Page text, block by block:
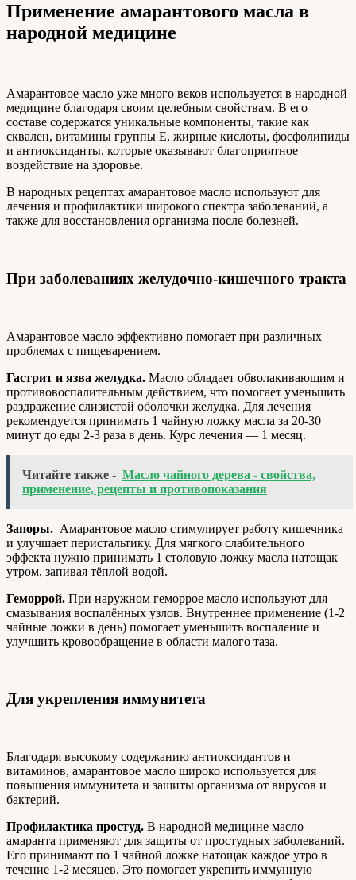
Применение амарантового масла в
народной медицине
Амарантовое масло уже много веков используется в народной
медицине благодаря своим целебным свойствам. В его
составе содержатся уникальные компоненты, такие как
сквален, витамины группы E, жирные кислоты, фосфолипиды
и антиоксиданты, которые оказывают благоприятное
воздействие на здоровье.
В народных рецептах амарантовое масло используют для
лечения и профилактики широкого спектра заболеваний, а
также для восстановления организма после болезней.
При заболеваниях желудочно-кишечного тракта
Амарантовое масло эффективно помогает при различных
проблемах с пищеварением.
Гастрит и язва желудка. Масло обладает обволакивающим и
противовоспалительным действием, что помогает уменьшить
раздражение слизистой оболочки желудка. Для лечения
рекомендуется принимать 1 чайную ложку масла за 20-30
минут до еды 2-3 раза в день. Курс лечения — 1 месяц.
Читайте также - Масло чайного дерева - свойства,
применение, рецепты и противопоказания
Запоры. Амарантовое масло стимулирует работу кишечника
и улучшает перистальтику. Для мягкого слабительного
эффекта нужно принимать 1 столовую ложку масла натощак
утром, запивая тёплой водой.
Геморрой. При наружном геморрое масло используют для
смазывания воспалённых узлов. Внутреннее применение (1-2
чайные ложки в день) помогает уменьшить воспаление и
улучшить кровообращение в области малого таза.
Для укрепления иммунитета
Благодаря высокому содержанию антиоксидантов и
витаминов, амарантовое масло широко используется для
повышения иммунитета и защиты организма от вирусов и
бактерий.
Профилактика простуд. В народной медицине масло
амаранта применяют для защиты от простудных заболеваний.
Его принимают по 1 чайной ложке натощак каждое утро в
течение 1-2 месяцев. Это помогает укрепить иммунную